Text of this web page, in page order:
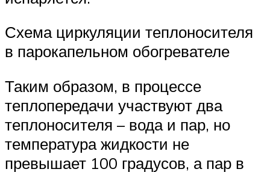
Схема циркуляции теплоносителя
в парокапельном обогревателе
Таким образом, в процессе
теплопередачи участвуют два
теплоносителя – вода и пар, но
температура жидкости не
превышает 100 градусов, а пар в